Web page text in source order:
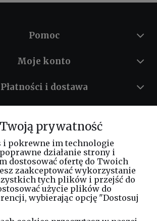
Pomoc
Moje konto
Płatności i dostawa
O nas
Masz pytania? Zadzwoń!
tel. kom. 730 994 188
prywatność
pokrewne im technologie
działanie strony i
dostosować ofertę do Twoich
zaakceptować wykorzystanie
tych plików i przejść do
użycie plików do
wybierając opcję "Dostosuj